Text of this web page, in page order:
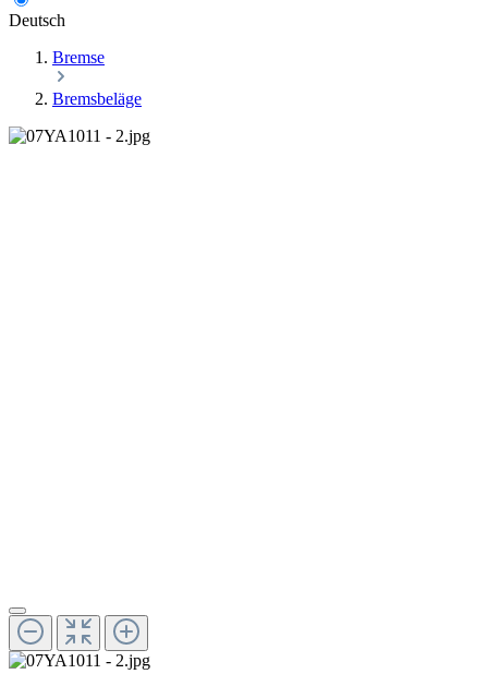
Deutsch
Bremse
Bremsbeläge